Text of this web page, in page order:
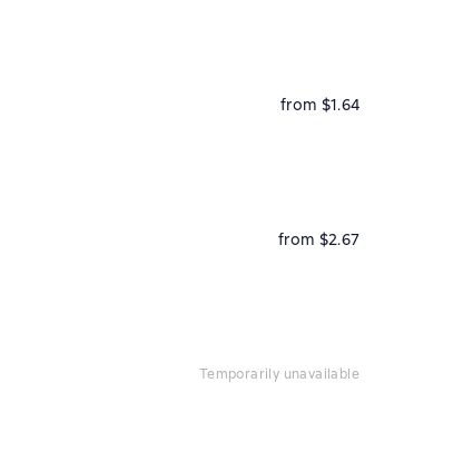
from $1.64
from $2.67
temporarily unavailable